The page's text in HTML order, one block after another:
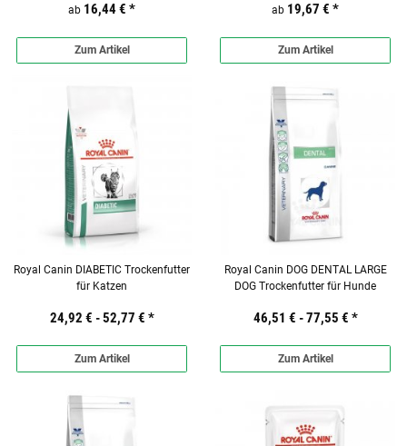
ab 16,44 € *
Zum Artikel
ab 19,67 € *
Zum Artikel
Royal Canin DIABETIC Trockenfutter
für Katzen
24,92 € -52,77 € *
Zum Artikel
Royal Canin DOG DENTAL LARGE
DOG Trockenfutter für Hunde
46,51 € -77,55 € *
Zum Artikel